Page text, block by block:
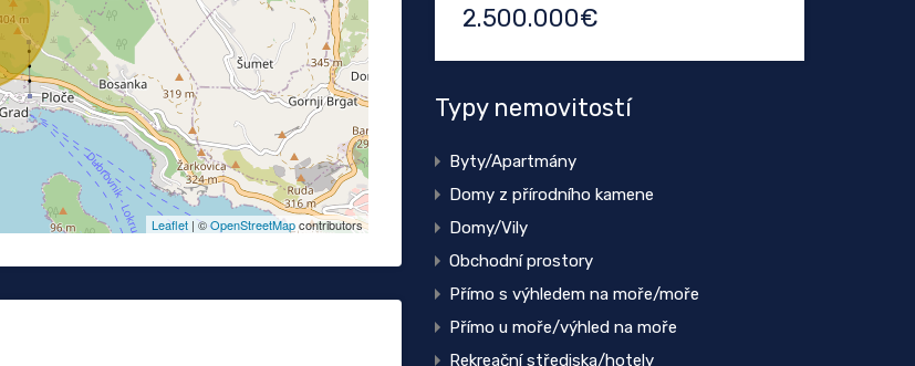
Leaflet| ©OpenStreetMapcontributors
2.500.000€
Typy nemovitostí
Byty/Apartmány
Domy z přírodního kamene
Domy/Vily
Obchodní prostory
Přímo s výhledem na moře/moře
Přímo u moře/výhled na moře
Rekreační střediska/hotely